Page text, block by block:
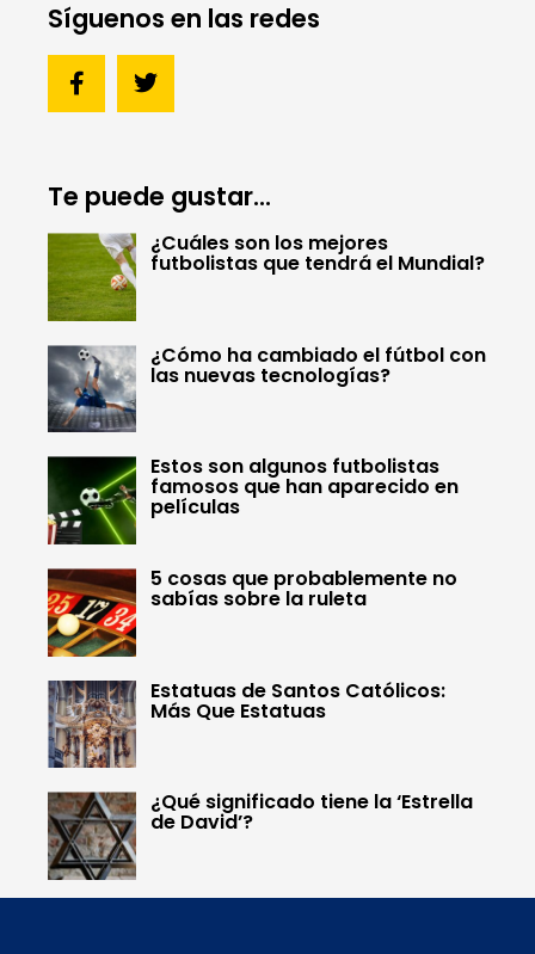
Síguenos en las redes
Te puede gustar...
¿Cuáles son los mejores
futbolistas que tendrá el Mundial?
¿Cómo ha cambiado el fútbol con
las nuevas tecnologías?
Estos son algunos futbolistas
famosos que han aparecido en
películas
5 cosas que probablemente no
sabías sobre la ruleta
Estatuas de Santos Católicos:
Más Que Estatuas
¿Qué significado tiene la ‘Estrella
de David’?